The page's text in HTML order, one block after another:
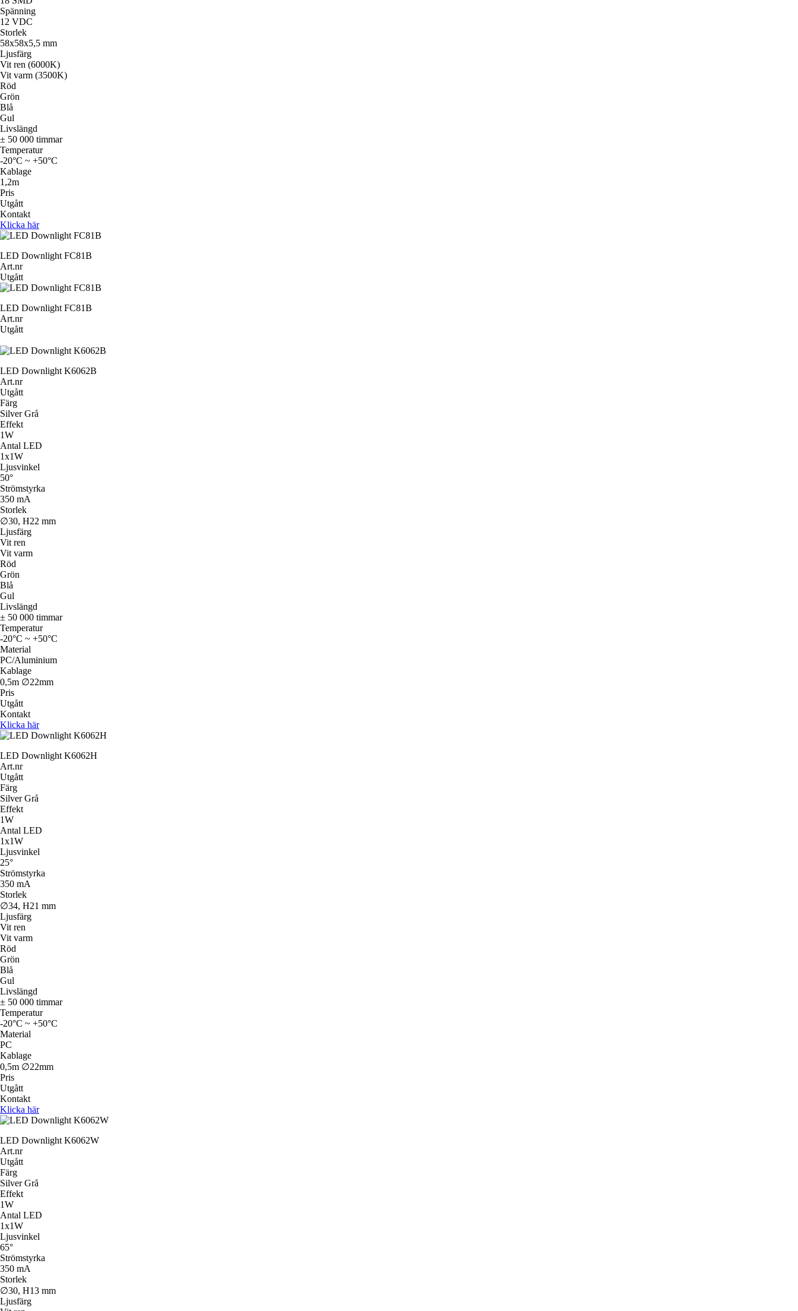
Spänning
12 VDC
Storlek
58x58x5,5 mm
Ljusfärg
Vit ren (6000K)
Vit varm (3500K)
Röd
Grön
Blå
Gul
Livslängd
± 50 000 timmar
Temperatur
-20°C ~ +50°C
Kablage
1,2m
Pris
Utgått
Kontakt
Klicka här
LED Downlight FC81B
Art.nr
Utgått
LED Downlight FC81B
Art.nr
Utgått
LED Downlight K6062B
Art.nr
Utgått
Färg
Silver Grå
Effekt
1W
Antal LED
1x1W
Ljusvinkel
50°
Strömstyrka
350 mA
Storlek
∅30, H22 mm
Ljusfärg
Vit ren
Vit varm
Röd
Grön
Blå
Gul
Livslängd
± 50 000 timmar
Temperatur
-20°C ~ +50°C
Material
PC/Aluminium
Kablage
0,5m ∅22mm
Pris
Utgått
Kontakt
Klicka här
LED Downlight K6062H
Art.nr
Utgått
Färg
Silver Grå
Effekt
1W
Antal LED
1x1W
Ljusvinkel
25°
Strömstyrka
350 mA
Storlek
∅34, H21 mm
Ljusfärg
Vit ren
Vit varm
Röd
Grön
Blå
Gul
Livslängd
± 50 000 timmar
Temperatur
-20°C ~ +50°C
Material
PC
Kablage
0,5m ∅22mm
Pris
Utgått
Kontakt
Klicka här
LED Downlight K6062W
Art.nr
Utgått
Färg
Silver Grå
Effekt
1W
Antal LED
1x1W
Ljusvinkel
65°
Strömstyrka
350 mA
Storlek
∅30, H13 mm
Ljusfärg